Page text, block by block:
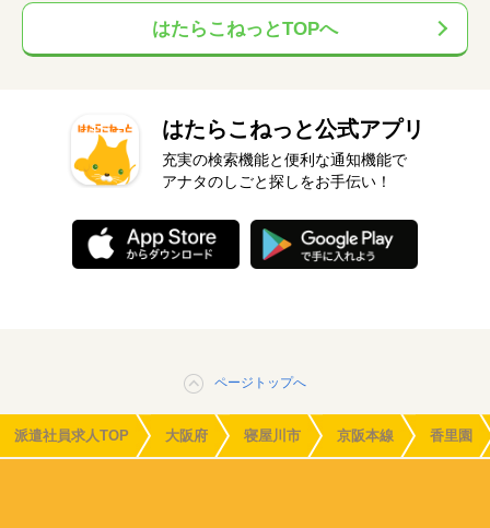
はたらこねっとTOPへ
はたらこねっと公式アプリ
充実の検索機能と便利な通知機能で
アナタのしごと探しをお手伝い！
ページトップへ
派遣社員求人TOP 大阪府 寝屋川市 京阪本線 香里園